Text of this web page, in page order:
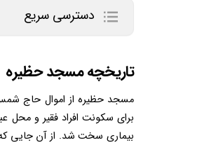
دسترسی سریع
تاریخچه مسجد حظیره
برای سکونت افراد فقیر و
بیماری سخت شد. از آن جایی